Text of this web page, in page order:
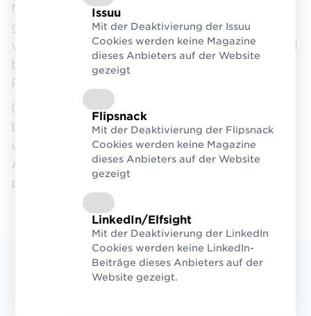
Mehrwegquoten zu erfüllen. Damit das
gelingt, braucht es die Zusammenarbeit
vieler Akteure – von Herstellern und Handel
bis zu Betreibern von
Rücknahmesystemen.
Der Logistikverbund Mehrweg (LMW)
bringt all diese Partner an einen Tisch und
entwickelt in themenspezifischen
Arbeitsgruppen standardisierte,
praxisorientierte Lösungen.
Issuu
Mit der Deaktivierung der Issuu
Cookies werden keine Magazine
dieses Anbieters auf der Website
gezeigt
Flipsnack
Mit der Deaktivierung der Flipsnack
Cookies werden keine Magazine
dieses Anbieters auf der Website
gezeigt
LinkedIn/Elfsight
Mit der Deaktivierung der LinkedIn
Cookies werden keine LinkedIn-
Beiträge dieses Anbieters auf der
Website gezeigt.